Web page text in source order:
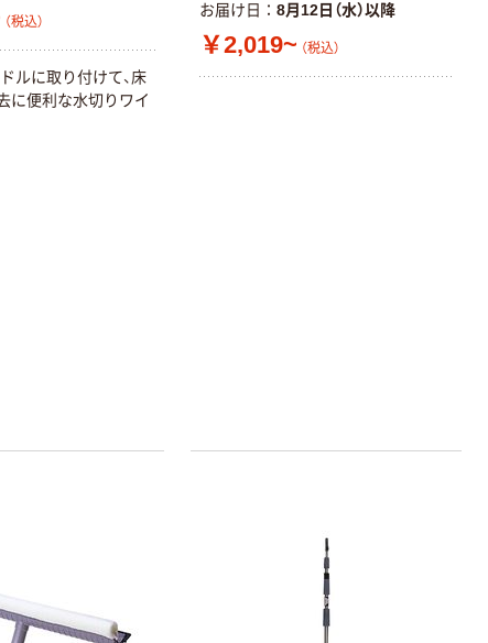
（税込）
ルに取り付けて、床
に便利な水切りワイ
お届け日 8月12日（水）以降
￥2,019~ （税込）